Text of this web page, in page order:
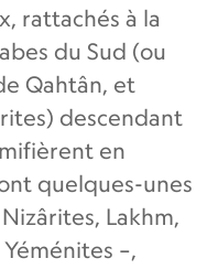
rattachés à la
du Sud (ou
Qahtân, et
descendant
en
quelques-unes
Lakhm,
–,